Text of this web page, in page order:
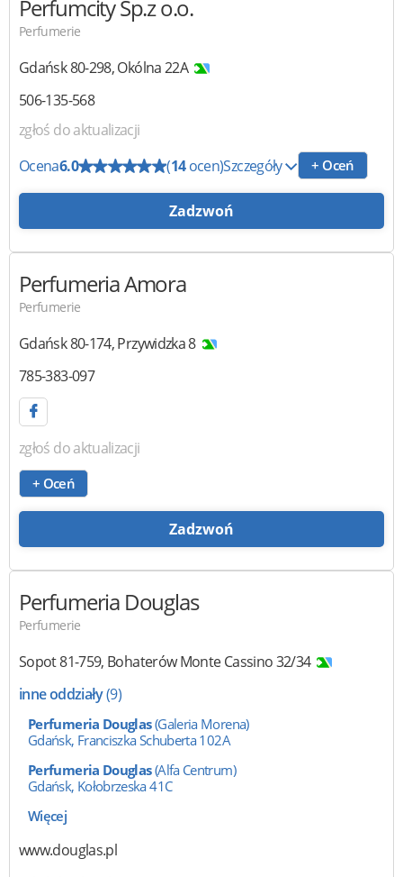
Perfumcity Sp.z o.o.
Perfumerie
Gdańsk80-298,Okólna 22A
506-135-568
zgłoś do aktualizacji
Ocena6.0 (14ocen)Szczegóły + Oceń
Zadzwoń
PerfumeriaAmora
Perfumerie
Gdańsk80-174,Przywidzka 8
785-383-097
zgłoś do aktualizacji
+ Oceń
Zadzwoń
Perfumeria Douglas
Perfumerie
Sopot81-759, Bohaterów Monte Cassino 32/34
inne oddziały(9)
Perfumeria Douglas(Galeria Morena)
Gdańsk, Franciszka Schuberta 102A
Perfumeria Douglas(Alfa Centrum)
Gdańsk, Kołobrzeska 41C
Więcej
www.douglas.pl